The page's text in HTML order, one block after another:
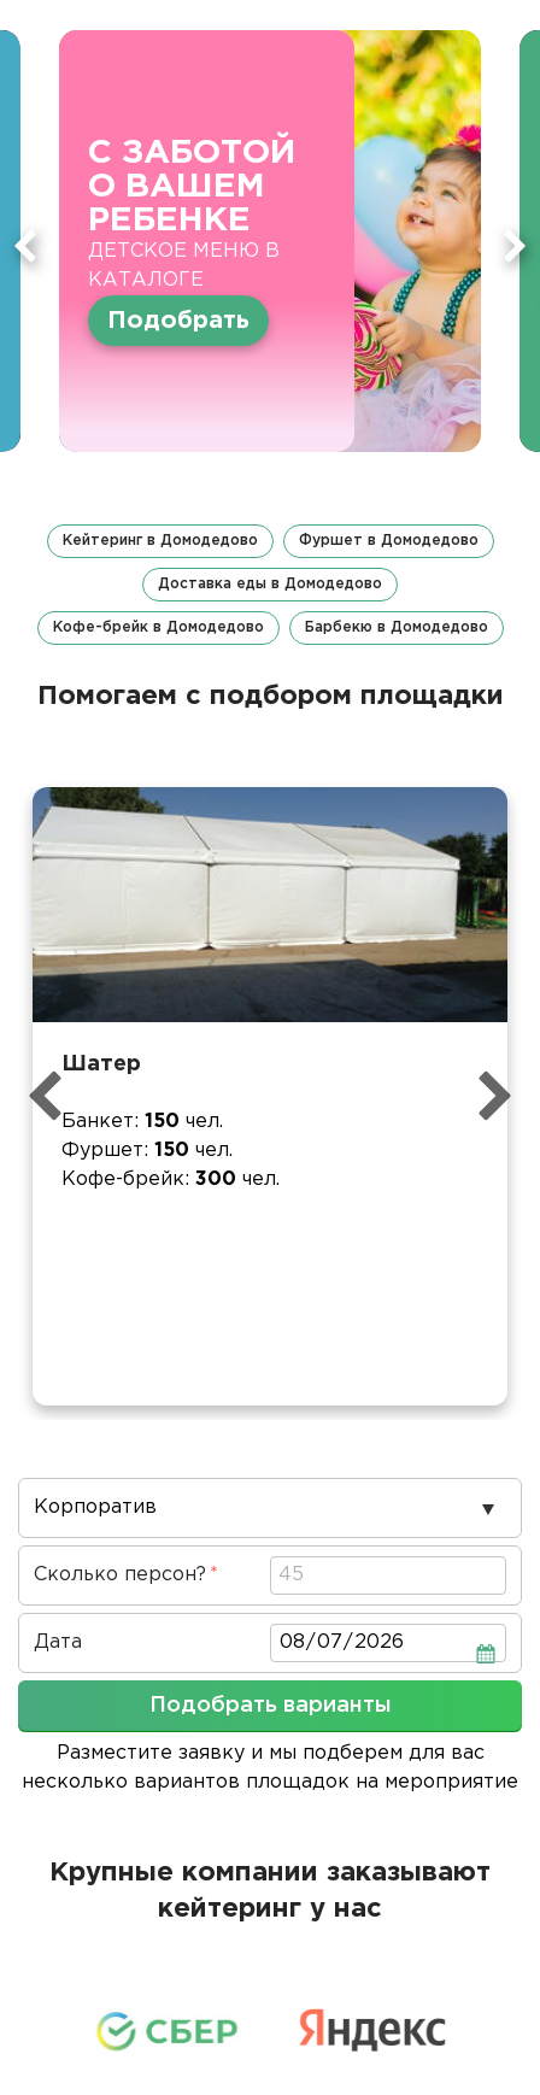
С ЗАБОТОЙ
О ВАШЕМ
РЕБЕНКЕ
ДЕТСКОЕ МЕНЮ В
КАТАЛОГЕ
Подобрать
Кейтеринг в Домодедово Фуршет в Домодедово
Доставка еды в Домодедово
Кофе-брейк в Домодедово Барбекю в Домодедово
Помогаем с подбором площадки
Шатер
Банкет 150 чел.
Фуршет
150 чел.
Кофе-брейк
300 чел.
Повод
проведения
Сколько персон?
Дата Дата
Подобрать варианты
Разместите заявку и мы подберем для вас
несколько вариантов площадок на мероприятие
Крупные компании заказывают
кейтеринг у нас